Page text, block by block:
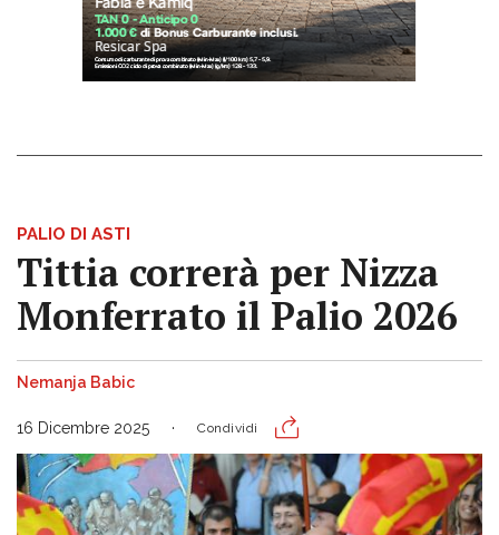
PALIO DI ASTI
Tittia correrà per Nizza
Monferrato il Palio 2026
Nemanja Babic
16 Dicembre 2025 Condividi